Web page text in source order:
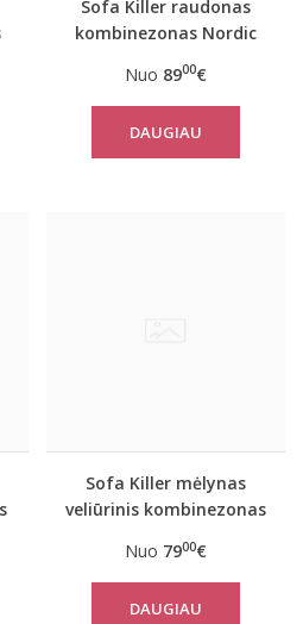
Sofa Killer raudonas
kombinezonas Nordic
Nuo 8900€
DAUGIAU
Sofa Killer mėlynas
veliūrinis kombinezonas
Nuo 7900€
DAUGIAU